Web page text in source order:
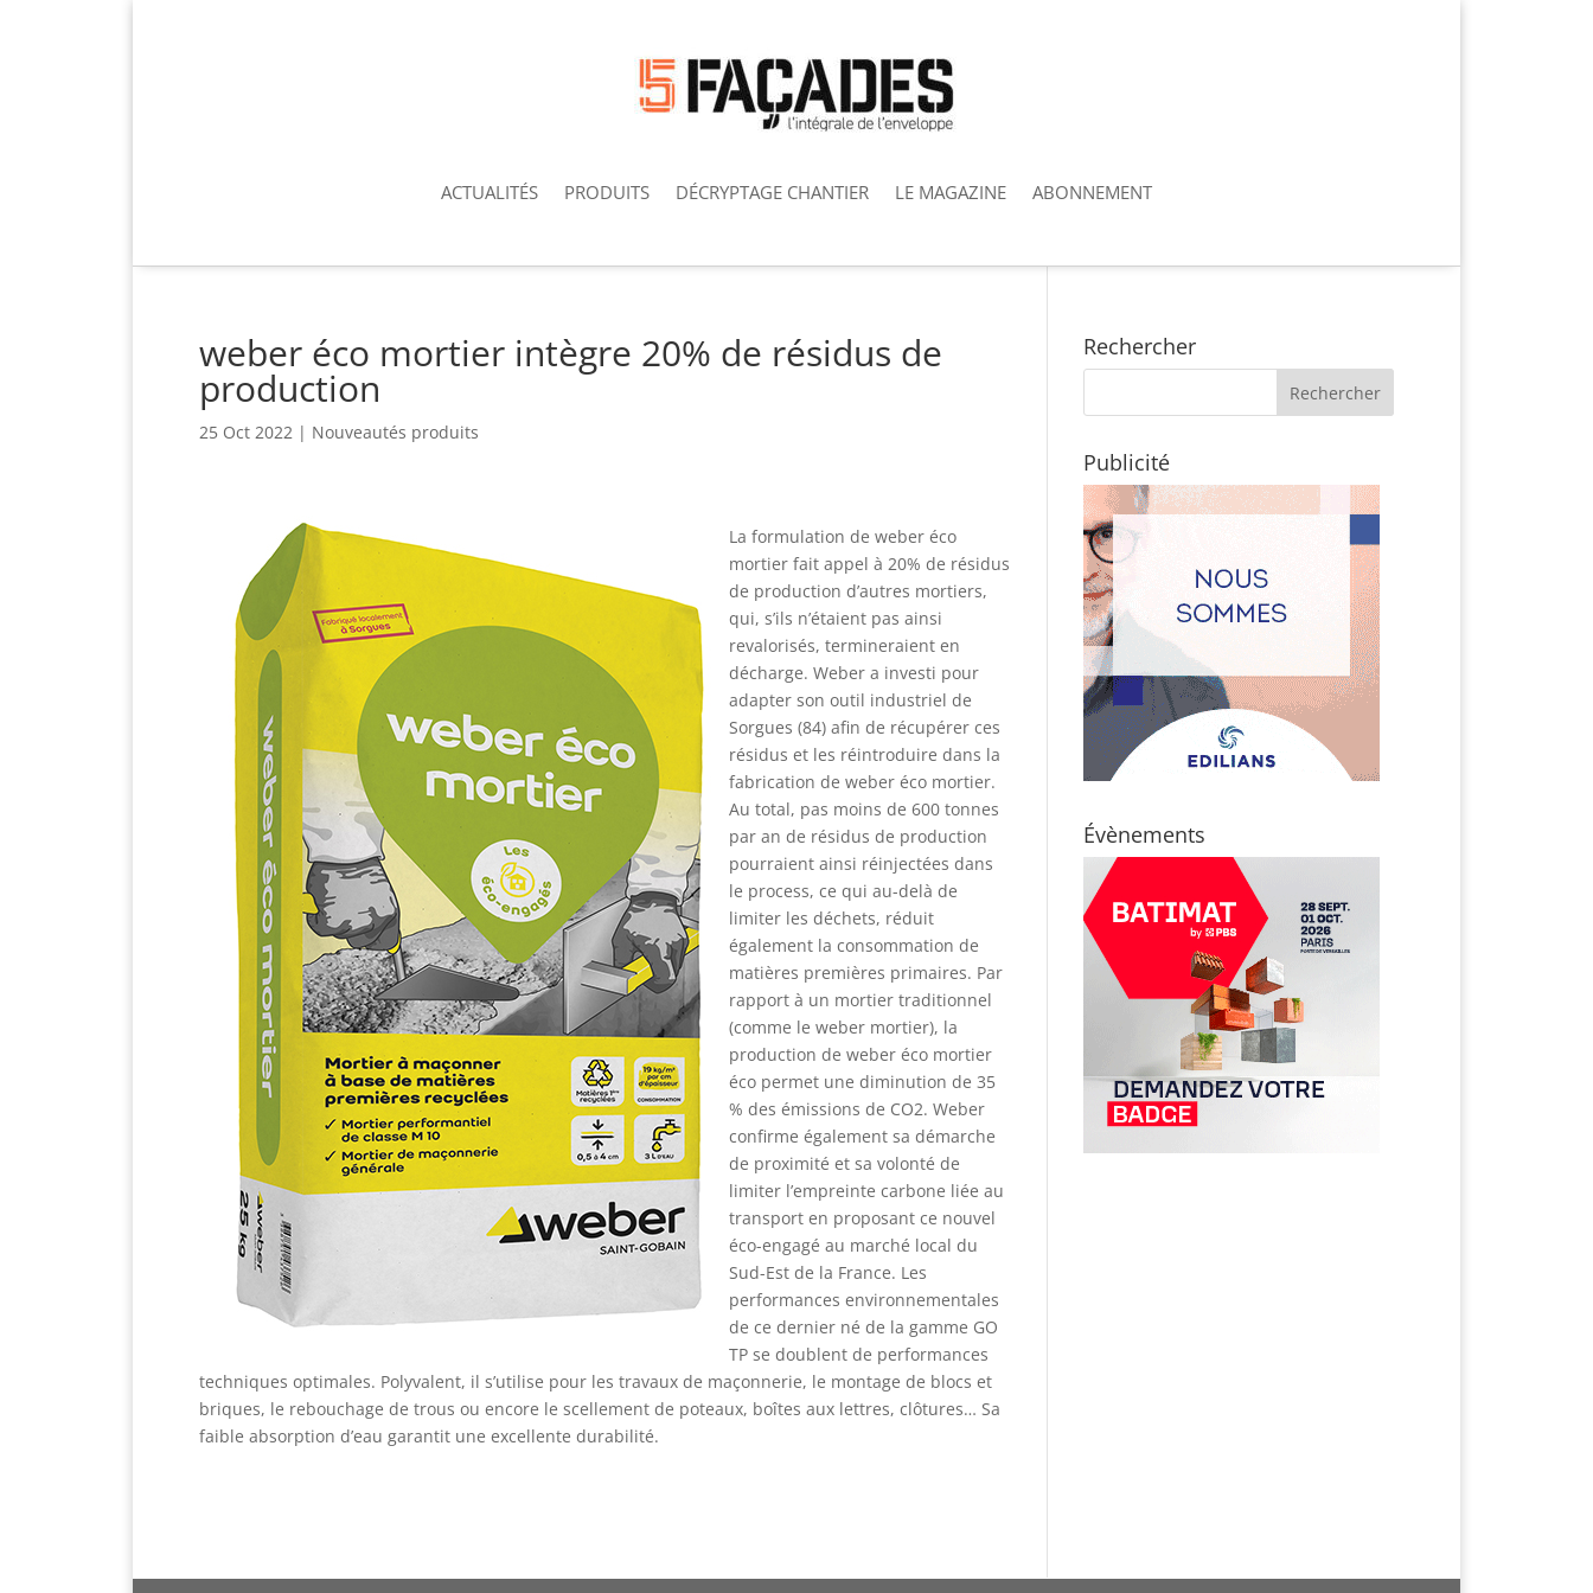
ACTUALITÉS PRODUITS DÉCRYPTAGE CHANTIER LE MAGAZINE ABONNEMENT
weber éco mortier intègre 20% de résidus de
production
25 Oct 2022 | Nouveautés produits
La formulation de weber éco
mortier fait appel à 20% de résidus
de production d’autres mortiers,
qui, s’ils n’étaient pas ainsi
revalorisés, termineraient en
décharge. Weber a investi pour
adapter son outil industriel de
Sorgues (84) afin de récupérer ces
résidus et les réintroduire dans la
fabrication de weber éco mortier.
Au total, pas moins de 600 tonnes
par an de résidus de production
pourraient ainsi réinjectées dans
le process, ce qui au-delà de
limiter les déchets, réduit
également la consommation de
matières premières primaires. Par
rapport à un mortier traditionnel
(comme le weber mortier), la
production de weber éco mortier
éco permet une diminution de 35
% des émissions de CO2. Weber
confirme également sa démarche
de proximité et sa volonté de
limiter l’empreinte carbone liée au
transport en proposant ce nouvel
éco-engagé au marché local du
Sud-Est de la France. Les
performances environnementales
de ce dernier né de la gamme GO
TP se doublent de performances
techniques optimales. Polyvalent, il s’utilise pour les travaux de maçonnerie, le montage de blocs et
briques, le rebouchage de trous ou encore le scellement de poteaux, boîtes aux lettres, clôtures… Sa
faible absorption d’eau garantit une excellente durabilité.
Rechercher
Publicité
Évènements